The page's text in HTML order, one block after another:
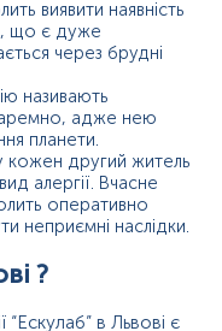
виявити наявність
що є дуже
через брудні
називають
адже нею
планети.
другий житель
алергії. Вчасне
оперативно
неприємні наслідки.
?
“Ескулаб” в Львові є